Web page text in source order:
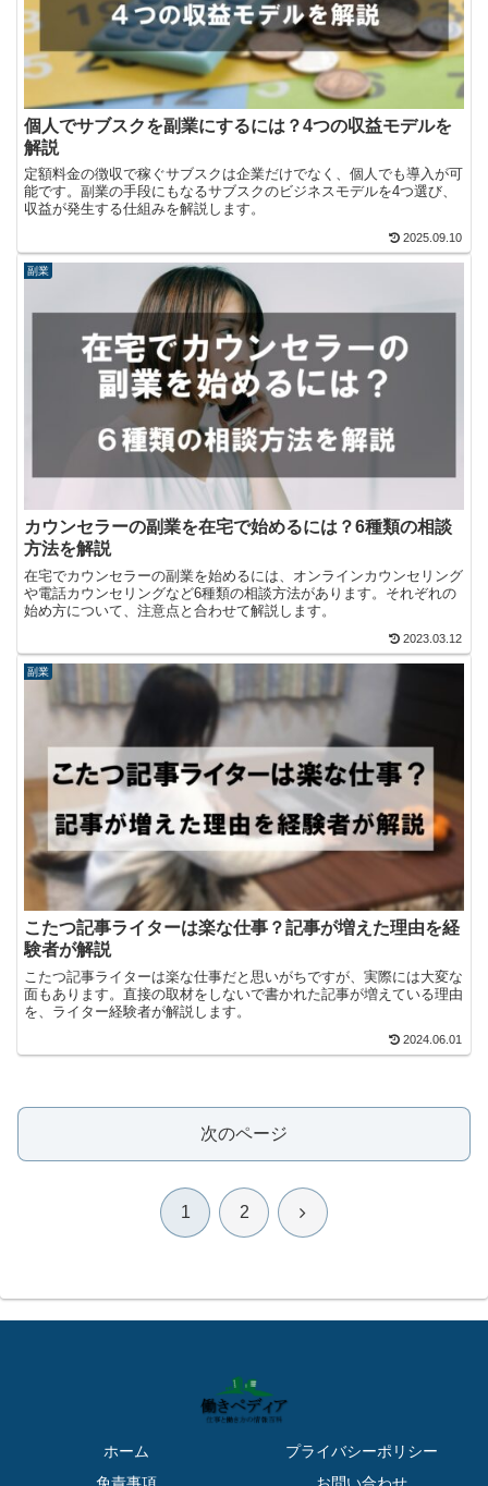
個人でサブスクを副業にするには？4つの収益モデルを
解説
定額料金の徴収で稼ぐサブスクは企業だけでなく、個人でも導入が可
能です。副業の手段にもなるサブスクのビジネスモデルを4つ選び、
収益が発生する仕組みを解説します。
2025.09.10
副業
カウンセラーの副業を在宅で始めるには？6種類の相談
方法を解説
在宅でカウンセラーの副業を始めるには、オンラインカウンセリング
や電話カウンセリングなど6種類の相談方法があります。それぞれの
始め方について、注意点と合わせて解説します。
2023.03.12
副業
こたつ記事ライターは楽な仕事？記事が増えた理由を経
験者が解説
こたつ記事ライターは楽な仕事だと思いがちですが、実際には大変な
面もあります。直接の取材をしないで書かれた記事が増えている理由
を、ライター経験者が解説します。
2024.06.01
次のページ
1 2 次
ホーム
プライバシーポリシー